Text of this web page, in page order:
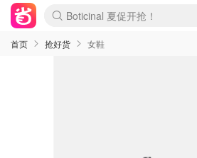
Boticinal 夏促开抢！
4折！lulu周四疯狂上新
还没结束！&OtherStories大促
Joybuy变相75折 随时失效
速领！Stanley独家85折
疑似霸哥！Camper额外叠85折
Zalando 奥莱闪促！每日更新
Moncler反季囤！5折起+叠9折
Coach Brooklyn仅€192
首页 抢好货 女鞋